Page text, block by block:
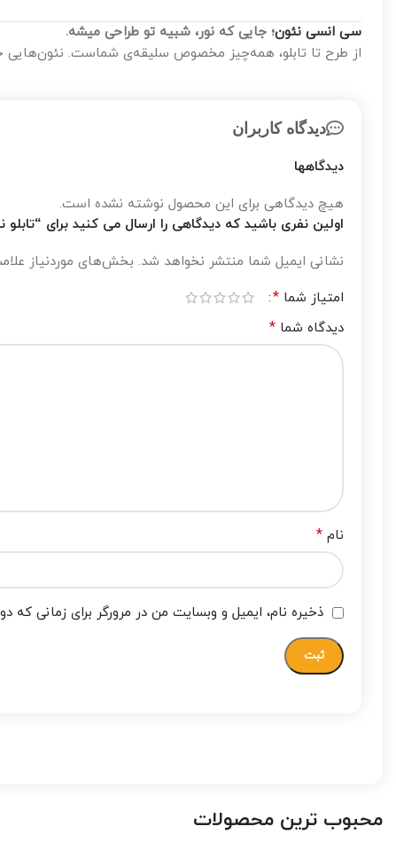
سی انسی نئون؛ جایی که نور، شبیه تو طراحی میشه.
از طرح تا تابلو، همه‌چیز مخصوص سلیقه‌ی شماست. نئون‌هایی
دیدگاه کاربران
دیدگاهها
هیچ دیدگاهی برای این محصول نوشته نشده است.
اولین نفری باشید که دیدگاهی را ارسال می کنید برای
نشانی ایمیل شما منتشر نخواهد شد. بخش‌های موردنیاز
امتیاز شما *
دیدگاه شما *
نام *
ذخیره نام، ایمیل و وبسایت من در مرورگر برای زمانی که
محبوب ترین محصولات